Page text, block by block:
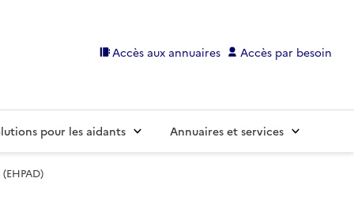
Accès aux annuaires Accès par besoin
pour les aidants Annuaires et services